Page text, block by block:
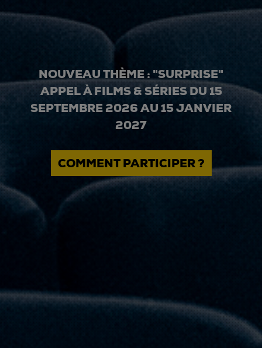
NOUVEAU THÈME : "SURPRISE"
APPEL À FILMS & SÉRIES DU 15
SEPTEMBRE 2026 AU 15 JANVIER
2027
COMMENT PARTICIPER ?